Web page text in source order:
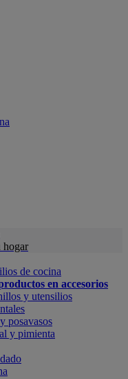
hogar
de cocina
en accesorios
y utensilios
posavasos
y pimienta